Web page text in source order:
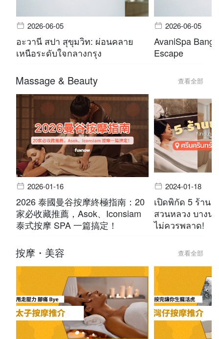
2026-06-05
อะวานี สปา สุขุมวิท: ผ่อนคลาย
เหนือระดับใจกลางกรุง
2026-06-05
AvaniSpa
Escape
Massage & Beauty 查看全部
2026-01-16
2026 泰國曼谷按摩終極指南：20
家必收藏推薦，Asok、Iconsiam
泰式按摩 SPA 一篇搞定！
2024-01-18
เปิดพิกัด 5 ร้าน
สวนหลวง บาง
ไม่ควรพลาด!
按摩・美容 查看全部